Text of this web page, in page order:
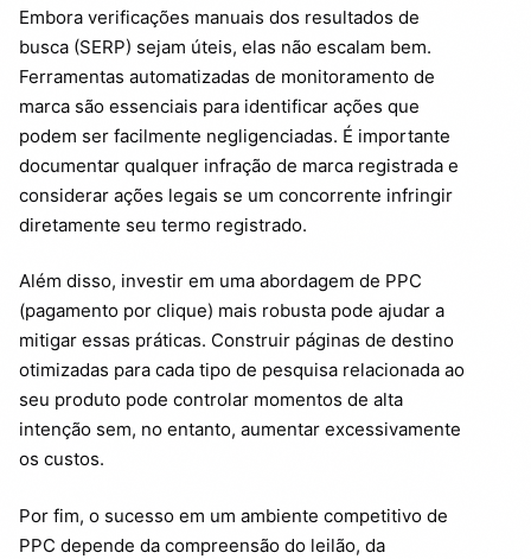
Embora verificações manuais dos resultados de
busca (SERP) sejam úteis, elas não escalam bem.
Ferramentas automatizadas de monitoramento de
marca são essenciais para identificar ações que
podem ser facilmente negligenciadas. É importante
documentar qualquer infração de marca registrada e
considerar ações legais se um concorrente infringir
diretamente seu termo registrado.
Além disso, investir em uma abordagem de PPC
(pagamento por clique) mais robusta pode ajudar a
mitigar essas práticas. Construir páginas de destino
otimizadas para cada tipo de pesquisa relacionada ao
seu produto pode controlar momentos de alta
intenção sem, no entanto, aumentar excessivamente
os custos.
Por fim, o sucesso em um ambiente competitivo de
PPC depende da compreensão do leilão, da